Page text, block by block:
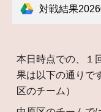
対戦結果
本日時点での、１
果は以下の通りで
区のチーム）